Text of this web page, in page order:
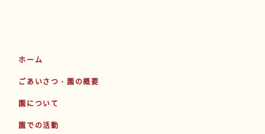
ホーム
ごあいさつ・園の概要
園について
園での活動